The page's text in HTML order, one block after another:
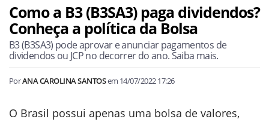
Como a B3 (B3SA3) paga dividendos?
Conheça a política da Bolsa
B3 (B3SA3) pode aprovar e anunciar pagamentos de
dividendos ou JCP no decorrer do ano. Saiba mais.
PorANA CAROLINA SANTOSem 14/07/2022 17:26
O Brasil possui apenas uma bolsa de valores,